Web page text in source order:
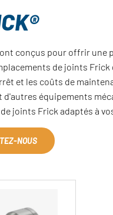
conçus pour offrir une
de joints
et les coûts de
équipements
joints Frick adaptés à
NOUS